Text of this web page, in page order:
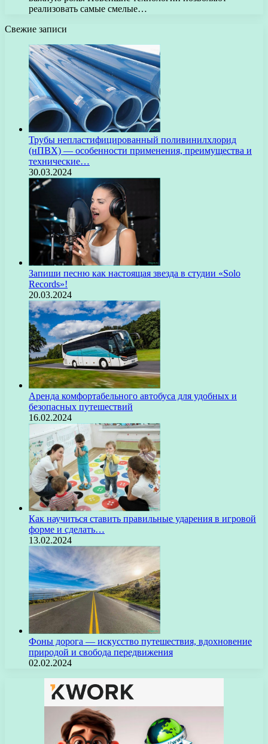
реализовать самые смелые…
Свежие записи
Трубы непластифицированный поливинилхлорид
(нПВХ) — особенности применения, преимущества и
технические…
30.03.2024
Запиши песню как настоящая звезда в студии «Solo
Records»!
20.03.2024
Аренда комфортабельного автобуса для удобных и
безопасных путешествий
16.02.2024
Как научиться ставить правильные ударения в игровой
форме и сделать…
13.02.2024
Фоны дорога — искусство путешествия, вдохновение
природой и свобода передвижения
02.02.2024